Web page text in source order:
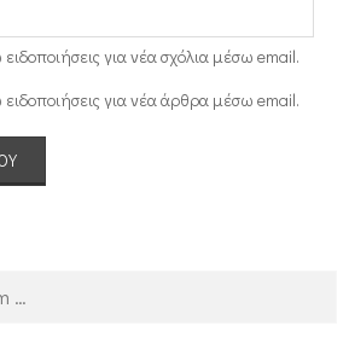
για νέα σχόλια μέσω email.
για νέα άρθρα μέσω email.